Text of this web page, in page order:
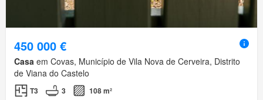
450 000 €
Casa em Covas, Município de Vila Nova de Cerveira, Distrito
de Viana do Castelo
T3 3 108 m²